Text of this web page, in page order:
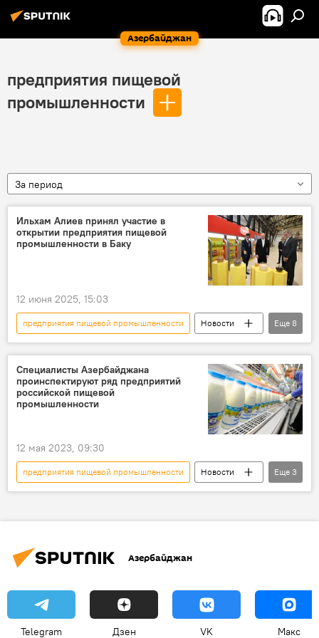
Азербайджан
предприятия пищевой
промышленности
За период
Ильхам Алиев принял участие в
открытии предприятия пищевой
промышленности в Баку
12 июня 2025, 15:03
предприятия пищевой промышленности
Новости
Азербайджан
Баку
Ильхам Алиев
Экономика
Пищевая продукция
Завод
Церемония открытия
"Азерсун холдинг"
Еще 8
Специалисты Азербайджана
проинспектируют ряд предприятий
российской пищевой
промышленности
12 мая 2023, 09:30
предприятия пищевой промышленности
Новости
Агентство продовольственной безопасности АР
Еще 3
Азербайджан
Telegram Дзен VK Макс